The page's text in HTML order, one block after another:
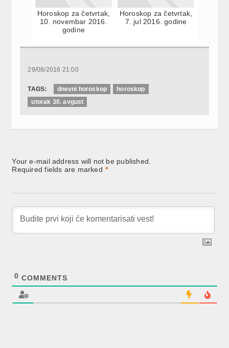
Horoskop za četvrtak,
10. novembar 2016.
godine
Horoskop za četvrtak,
7. jul 2016. godine
29/08/2016 21:00
TAGS: dnevni horoskop
horoskop
utorak 30. avgust
Your e-mail address will not be published.
Required fields are marked *
0 COMMENTS